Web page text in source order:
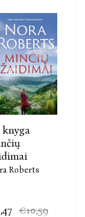
knyga
Roberts
€10,59